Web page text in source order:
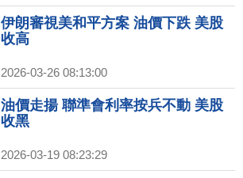
伊朗審視美和平方案 油價下跌 美股
收高
2026-03-26 08:13:00
油價走揚 聯準會利率按兵不動 美股
收黑
2026-03-19 08:23:29